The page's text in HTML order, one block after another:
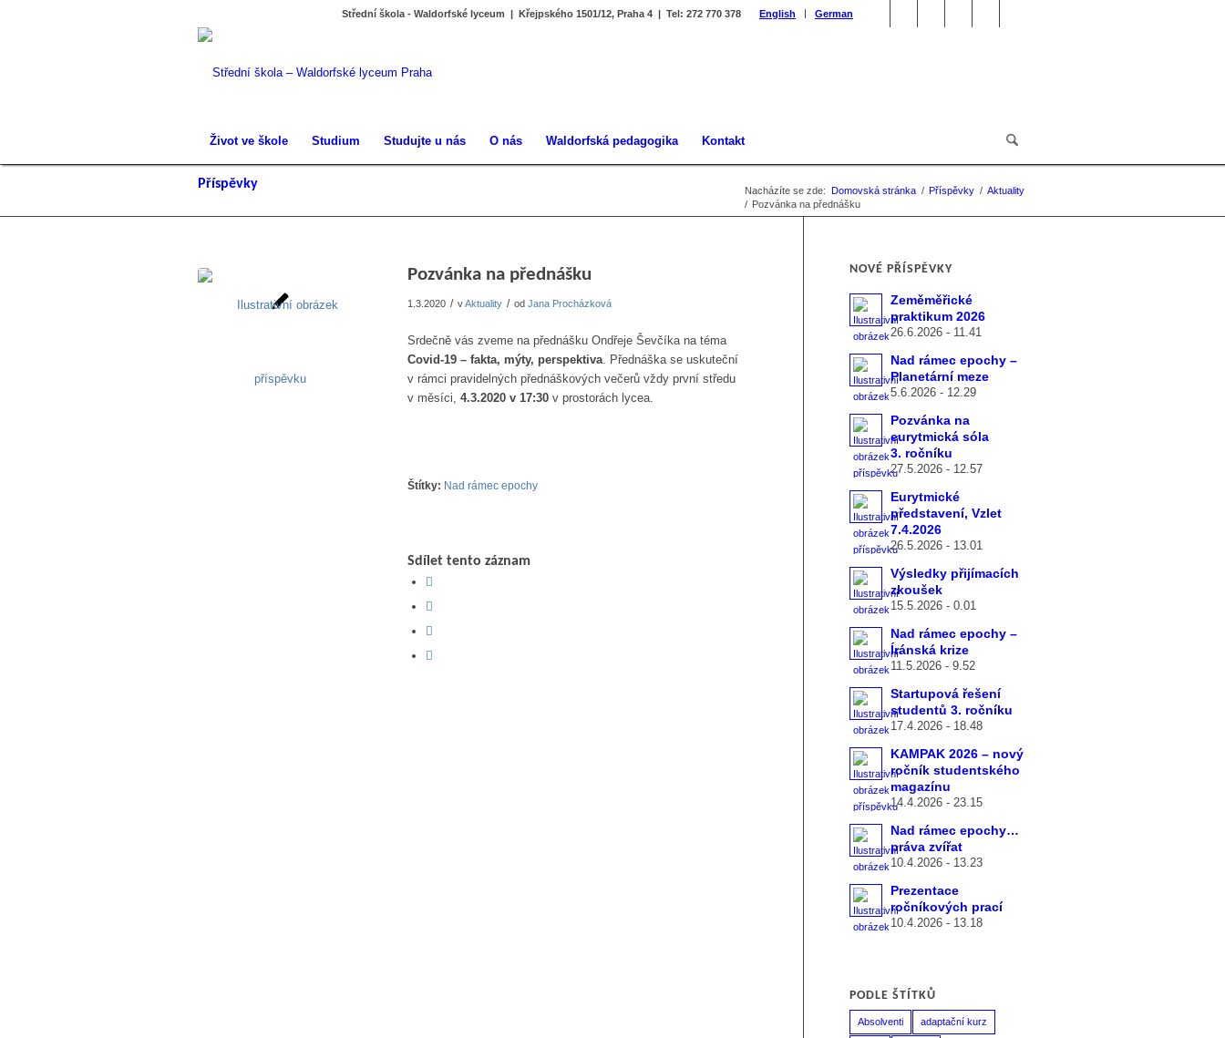
English German
Střední škola - Waldorfské lyceum | Křejpského 1501/12, Praha 4 | Tel: 272 770 378
Život ve škole Studium Studujte u nás O nás Waldorfská pedagogika Kontakt
Příspěvky Nacházíte se zde: Domovská stránka / Příspěvky / Aktuality
/ Pozvánka na přednášku
Pozvánka na přednášku
1.3.2020 / vAktuality / od Jana Procházková
Srdečně vás zveme na přednášku Ondřeje Ševčíka na téma
Covid-19 – fakta, mýty, perspektiva. Přednáška se uskuteční
v rámci pravidelných přednáškových večerů vždy první středu
v měsíci, 4.3.2020 v 17:30 v prostorách lycea.
Štítky: Nad rámec epochy
Sdílet tento záznam
NOVÉ PŘÍSPĚVKY
Zeměměřické
praktikum 2026
26.6.2026 - 11.41
Nad rámec epochy –
Planetární meze
5.6.2026 - 12.29
Pozvánka na
eurytmická sóla
3. ročníku
27.5.2026 - 12.57
Eurytmické
představení, Vzlet
7.4.2026
26.5.2026 - 13.01
Výsledky přijímacích
zkoušek
15.5.2026 - 0.01
Nad rámec epochy –
Íránská krize
11.5.2026 - 9.52
Startupová řešení
studentů 3. ročníku
17.4.2026 - 18.48
KAMPAK 2026 – nový
ročník studentského
magazínu
14.4.2026 - 23.15
Nad rámec epochy…
práva zvířat
10.4.2026 - 13.23
Prezentace
ročníkových prací
10.4.2026 - 13.18
PODLE ŠTÍTKŮ
Absolventi adaptační kurz